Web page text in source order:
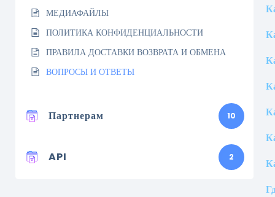
МЕДИАФАЙЛЫ
ПОЛИТИКА КОНФИДЕНЦИАЛЬНОСТИ
ПРАВИЛА ДОСТАВКИ ВОЗВРАТА И ОБМЕНА
ВОПРОСЫ И ОТВЕТЫ
Партнерам 10
API 2